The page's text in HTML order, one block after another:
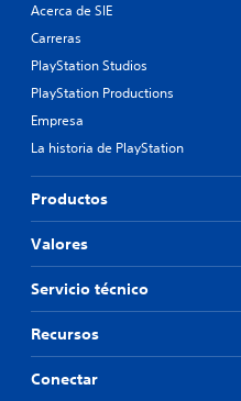
Acerca de SIE
Carreras
PlayStation Studios
PlayStation Productions
Empresa
La historia de PlayStation
Productos
Valores
Servicio técnico
Recursos
Conectar